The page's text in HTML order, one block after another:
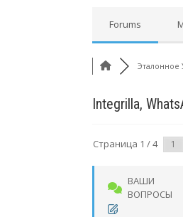
Forums
Эталонное
Integrilla,
Страница 1 / 4
ВАШИ
ВОПРОСЫ